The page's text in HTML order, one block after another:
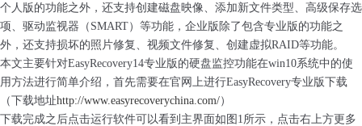
个人版的功能之外，还支持创建磁盘映像、添加新文件类型、高级保存选
项、驱动监视器（SMART）等功能，企业版除了包含专业版的功能之
外，还支持损坏的照片修复、视频文件修复、创建虚拟RAID等功能。
本文主要针对EasyRecovery14专业版的硬盘监控功能在win10系统中的使
用方法进行简单介绍，首先需要在官网上进行EasyRecovery专业版下载
（下载地址http://www.easyrecoverychina.com/）
下载完成之后点击运行软件可以看到主界面如图1所示，点击右上方更多